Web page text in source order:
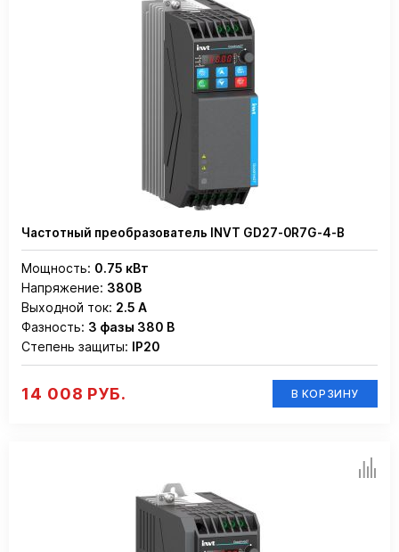
Частотный преобразователь INVT GD27-0R7G-4-B
Мощность: 0.75 кВт
Напряжение: 380В
Выходной ток: 2.5 А
Фазность: 3 фазы 380 В
Степень защиты: IP20
14 008 РУБ. В КОРЗИНУ